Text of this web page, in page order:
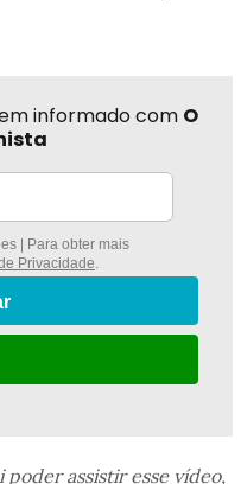
informado com O
| Para obter mais
Privacidade.
poder assistir esse vídeo,